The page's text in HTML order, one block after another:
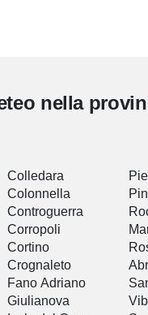
nella
Colledara
Colonnella
Controguerra
Corropoli
Cortino
Crognaleto
Fano Adriano
Giulianova